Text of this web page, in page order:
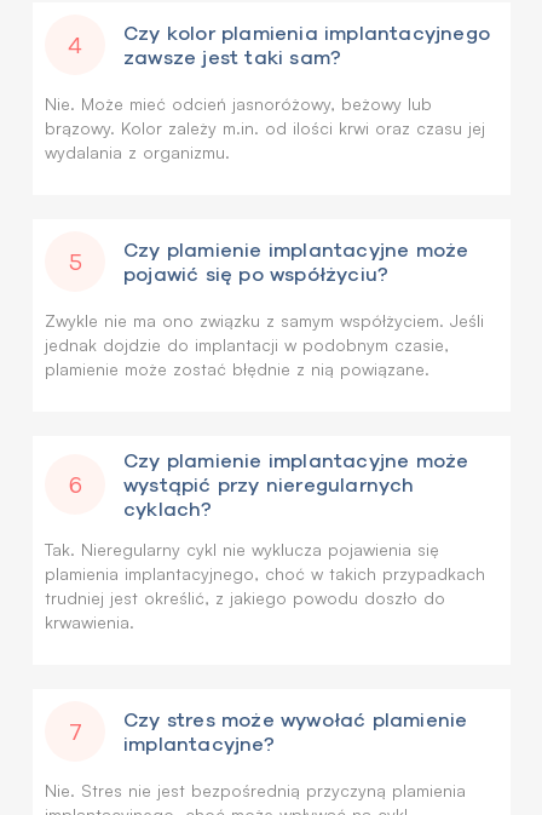
4
Czy kolor plamienia implantacyjnego
zawsze jest taki sam?
Nie. Może mieć odcień jasnoróżowy, beżowy lub
brązowy. Kolor zależy m.in. od ilości krwi oraz czasu jej
wydalania z organizmu.
5
Czy plamienie implantacyjne może
pojawić się po współżyciu?
Zwykle nie ma ono związku z samym współżyciem. Jeśli
jednak dojdzie do implantacji w podobnym czasie,
plamienie może zostać błędnie z nią powiązane.
6
Czy plamienie implantacyjne może
wystąpić przy nieregularnych
cyklach?
Tak. Nieregularny cykl nie wyklucza pojawienia się
plamienia implantacyjnego, choć w takich przypadkach
trudniej jest określić, z jakiego powodu doszło do
krwawienia.
7
Czy stres może wywołać plamienie
implantacyjne?
Nie. Stres nie jest bezpośrednią przyczyną plamienia